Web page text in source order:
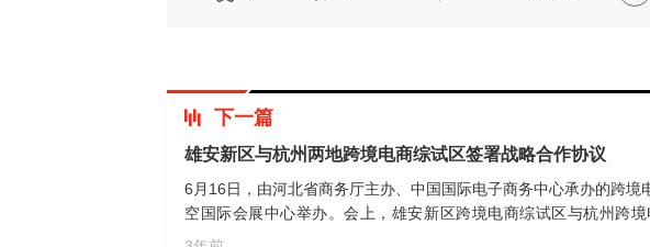
下一篇
雄安新区与杭州两地跨境电商综试区签署战略合作协议
6月16日，由河北省商务厅主办、中国国际电子商务中心承办的跨境
空国际会展中心举办。会上，雄安新区跨境电商综试区与杭州跨
议，两地将在资源平台对接、产业互促发展、人才培养交流、标准